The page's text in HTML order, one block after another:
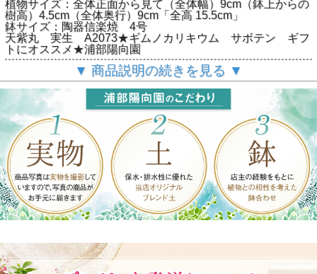
植物サイズ：全体正面から見て（全体幅）9cm（鉢上からの
樹高）4.5cm（全体奥行）9cm「全高 15.5cm」
鉢サイズ：陶器信楽焼 4号
天紫丸 実生 A2073★ギムノカリキウム サボテン ギフ
トにオススメ★浦部陽向園
▼ 商品説明の続きを見る ▼